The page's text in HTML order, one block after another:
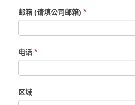
blank.
邮箱 (请填公司邮箱)*
电话*
区域